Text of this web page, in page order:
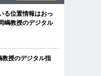
る位置情報はおっ
教授のデジタル
授のデジタル指